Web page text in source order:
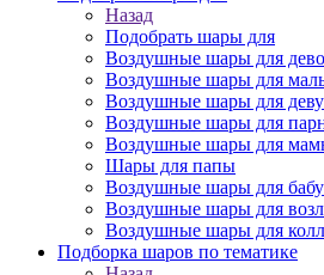
Назад
Подобрать шары для
Воздушные шары для
Воздушные шары для
Воздушные шары для
Воздушные шары для
Воздушные шары для
Шары для папы
Воздушные шары для
Воздушные шары для
Воздушные шары для
Подборка шаров по тематике